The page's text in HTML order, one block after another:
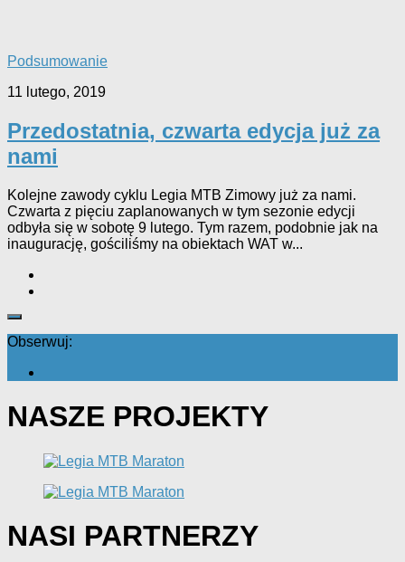
Podsumowanie
11 lutego, 2019
Przedostatnia, czwarta edycja już za
nami
Kolejne zawody cyklu Legia MTB Zimowy już za nami.
Czwarta z pięciu zaplanowanych w tym sezonie edycji
odbyła się w sobotę 9 lutego. Tym razem, podobnie jak na
inaugurację, gościliśmy na obiektach WAT w...
Obserwuj:
NASZE PROJEKTY
NASI PARTNERZY